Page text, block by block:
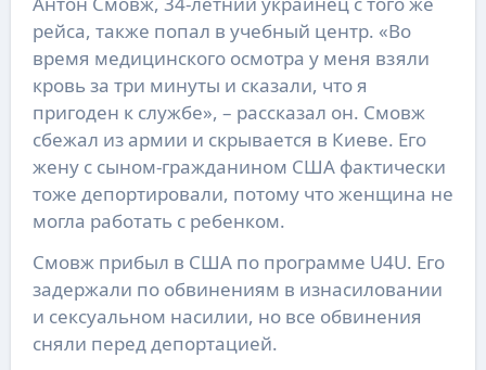
рейса, также попал в учебный центр. «Во
время медицинского осмотра у меня взяли
кровь за три минуты и сказали, что я
пригоден к службе», – рассказал он. Смовж
сбежал из армии и скрывается в Киеве. Его
жену с сыном-гражданином США фактически
тоже депортировали, потому что женщина не
могла работать с ребенком.
Смовж прибыл в США по программе U4U. Его
задержали по обвинениям в изнасиловании
и сексуальном насилии, но все обвинения
сняли перед депортацией.